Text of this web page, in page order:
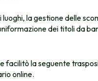
la gestione delle
dei titoli da
facilitò la seguente
online.